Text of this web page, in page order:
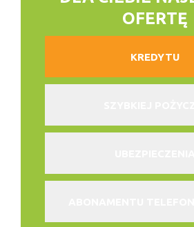
OFERTĘ
KREDYTU